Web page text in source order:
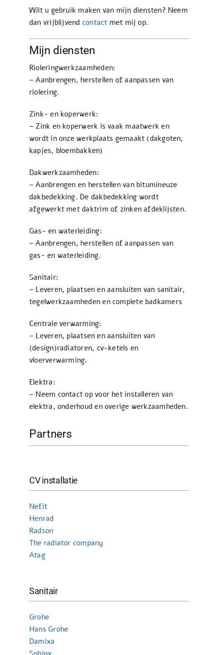
Wilt u gebruik maken van mijn diensten? Neem
dan vrijblijvend contact met mij op.
Mijn diensten
Rioleringwerkzaamheden:
– Aanbrengen, herstellen of aanpassen van
riolering.
Zink- en koperwerk:
– Zink en koperwerk is vaak maatwerk en
wordt in onze werkplaats gemaakt (dakgoten,
kapjes, bloembakken)
Dakwerkzaamheden:
– Aanbrengen en herstellen van bitumineuze
dakbedekking. De dakbedekking wordt
afgewerkt met daktrim of zinken afdeklijsten.
Gas- en waterleiding:
– Aanbrengen, herstellen of aanpassen van
gas- en waterleiding.
Sanitair:
– Leveren, plaatsen en aansluiten van sanitair,
tegelwerkzaamheden en complete badkamers
Centrale verwarming:
– Leveren, plaatsen en aansluiten van
(design)radiatoren, cv-ketels en
vloerverwarming.
Elektra:
– Neem contact op voor het installeren van
elektra, onderhoud en overige werkzaamheden.
Partners
CV installatie
Nefit
Henrad
Radson
The radiator company
Atag
Sanitair
Grohe
Hans Grohe
Damixa